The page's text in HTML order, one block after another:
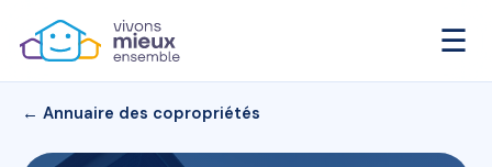
☰
← Annuaire des copropriétés